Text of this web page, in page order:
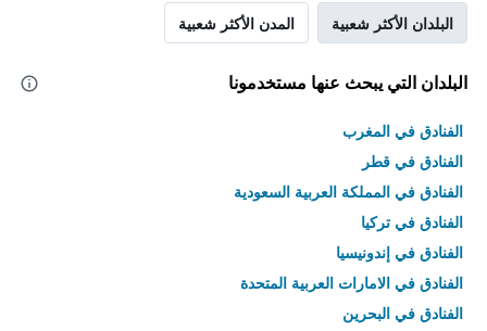
البلدان الأكثر شعبية المدن الأكثر شعبية
البلدان التي يبحث عنها مستخدمونا
الفنادق في المغرب
الفنادق في قطر
الفنادق في المملكة العربية السعودية
الفنادق في تركيا
الفنادق في إندونيسيا
الفنادق في الامارات العربية المتحدة
الفنادق في البحرين